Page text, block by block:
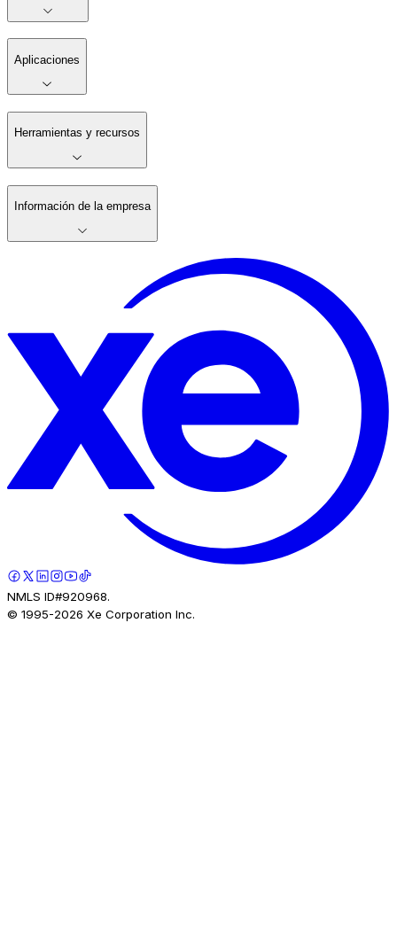
Aplicaciones
Herramientas y recursos
Información de la empresa
NMLS ID#920968.
© 1995-2026 Xe Corporation Inc.